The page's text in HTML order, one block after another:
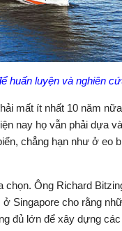
huấn luyện và nghiên
mất ít nhất 10 năm
nay họ vẫn phải dựa
chẳng hạn như ở eo
Ông Richard
Singapore cho rằng
đủ lớn để xây dựng